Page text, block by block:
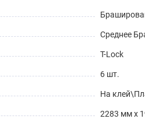
Среднее
T-Lock
6 шт.
На
2283 мм х